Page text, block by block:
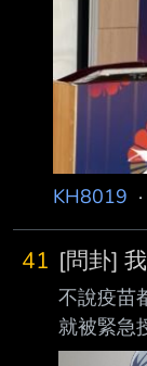
活動，所
國意志，
達嚴正抗
紀念儀式 日
KH8019 ·
41 [問卦]
不說疫苗
就被緊急
外貴 還